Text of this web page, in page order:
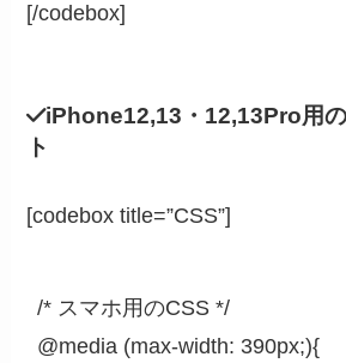
[/codebox]
iPhone12,13・12,13Pro用
ト
[codebox title=”CSS”]
/* スマホ用のCSS */
@media (max-width: 390px;){